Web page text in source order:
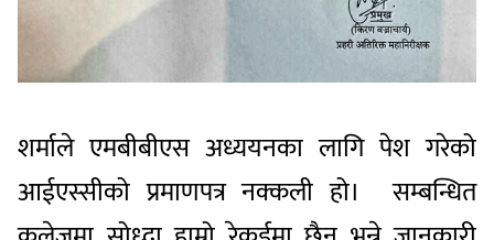
शर्माले एमबीबीएस अध्ययनका लागि पेश गरेको
आईएस्सीको प्रमाणपत्र नक्कली हो। सम्बन्धित